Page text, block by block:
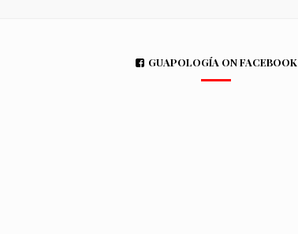
GUAPOLOGÍA ON FACEBOOK